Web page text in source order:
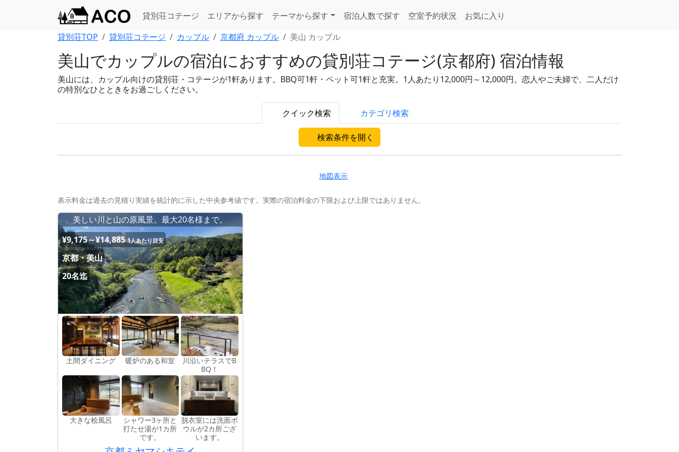
貸別荘コテージ エリアから探す テーマから探す 宿泊人数で探す 空室予約状況
お気に入り
貸別荘TOP
貸別荘コテージ カップル 京都府 カップル 美山 カップル
美山でカップルの宿泊におすすめの貸別荘コテージ(京都府) 宿泊情報
美山には、カップル向けの貸別荘・コテージが1軒あります。BBQ可1軒・ペット可1軒と充実。1人あたり12,000円～12,000円。恋人やご夫婦で、二人だけ
の特別なひとときをお過ごしください。
クイック検索 カテゴリ検索
検索条件を開く
地図表示
表示料金は過去の見積り実績を統計的に示した中央参考値です。実際の宿泊料金の下限および上限ではありません。
美しい川と山の原風景。最大20名様まで。
¥9,175～¥14,885 1人あたり目安
京都・美山
20名迄
土間ダイニング 暖炉のある和室
川沿いテラスでB
BQ！
大きな桧風呂
シャワー3ヶ所と
打たせ湯が1カ所
です。
脱衣室には洗面ボ
ウルが2カ所ござ
います。